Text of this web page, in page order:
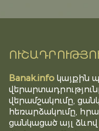
Banak.info կայքին
վերամշակումը,
հեռարձակումը,
ցանկացած այլ